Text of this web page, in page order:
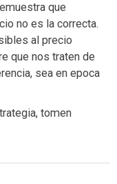
que
no es la correcta.
al precio
que nos traten de
sea en epoca
tomen